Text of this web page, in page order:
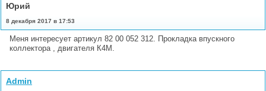
Юрий
8 декабря 2017 в 17:53
Меня интересует артикул 82 00 052 312. Прокладка впускного
коллектора , двигателя К4М.
Admin